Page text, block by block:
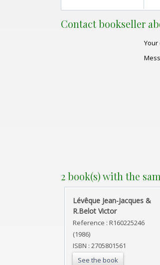
Contact bookseller
Your
2 book(s) with the
‎Lévêque Jean-Jacques &
R.Belot Victor‎
Reference : R160225246
(1986)
ISBN : 2705801561
See the book